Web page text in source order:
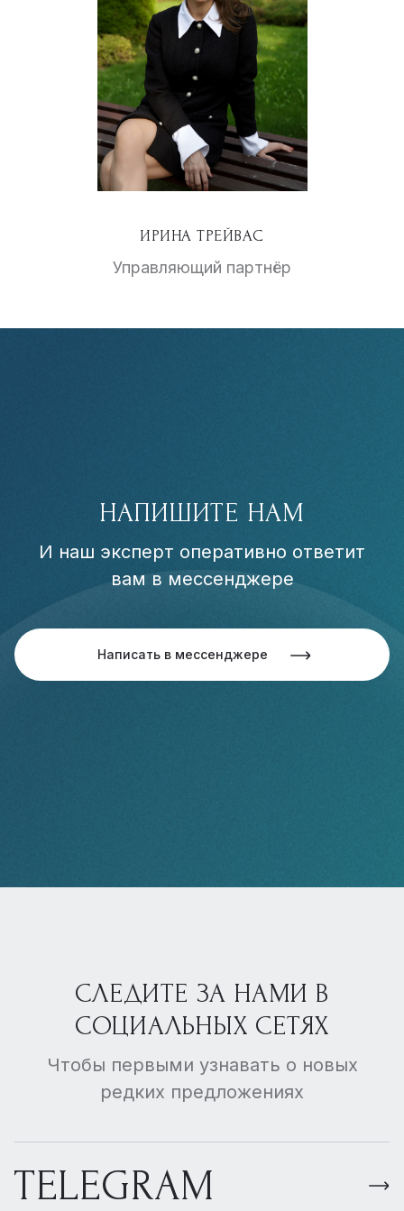
ИРИНА ТРЕЙВАС
Управляющий партнёр
НАПИШИТЕ НАМ
И наш эксперт оперативно ответит
вам в мессенджере
Написать в мессенджере
СЛЕДИТЕ ЗА НАМИ В
СОЦИАЛЬНЫХ СЕТЯХ
Чтобы первыми узнавать о новых
редких предложениях
TELEGRAM